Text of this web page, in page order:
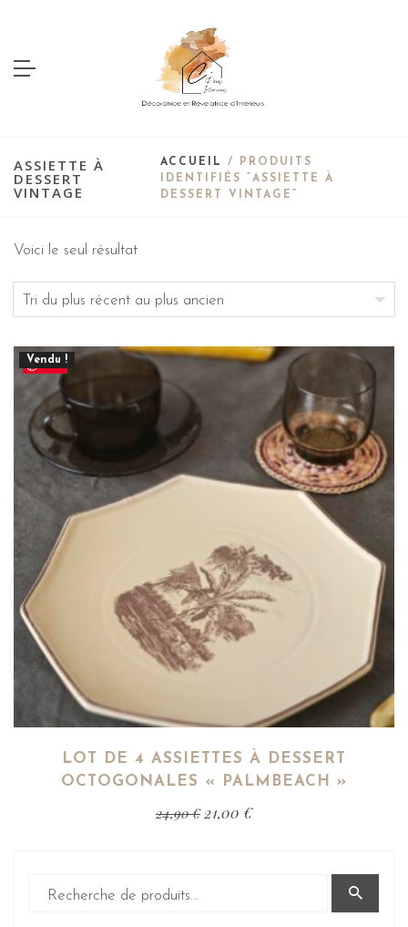
ASSIETTE À
DESSERT
VINTAGE
ACCUEIL
/ PRODUITS
IDENTIFIÉS “ASSIETTE À
DESSERT VINTAGE”
Voici le seul résultat
Save
Vendu !
LOT DE 4 ASSIETTES À DESSERT
OCTOGONALES « PALMBEACH »
24,90€ 21,00 €